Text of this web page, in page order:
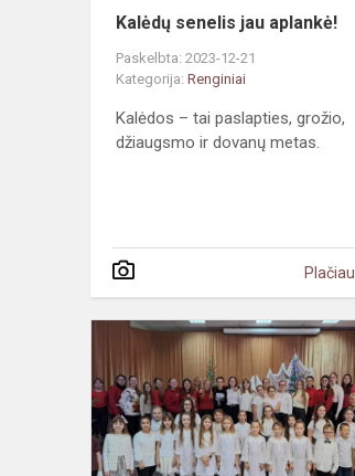
Kalėdų senelis jau aplankė!
Paskelbta: 2023-12-21
Kategorija: Renginiai
Kalėdos – tai paslapties, grožio,
džiaugsmo ir dovanų metas.
Plačiau